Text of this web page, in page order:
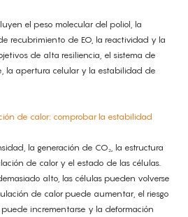
el peso molecular del poliol, la
recubrimiento de EO, la reactividad y la
de alta resiliencia, el sistema de
la apertura celular y la estabilidad de
de calor: comprobar la estabilidad
la generación de CO₂, la estructura
de calor y el estado de las células.
alto, las células pueden volverse
de calor puede aumentar, el riesgo
incrementarse y la deformación